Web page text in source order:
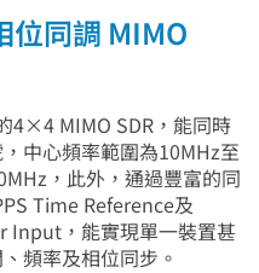
位同調 MIMO
4×4 MIMO SDR，能同時
中心頻率範圍為10MHz至
，此外，通過豐富的同
Time Reference及
Input，能實現單一裝置甚
頻率及相位同步。